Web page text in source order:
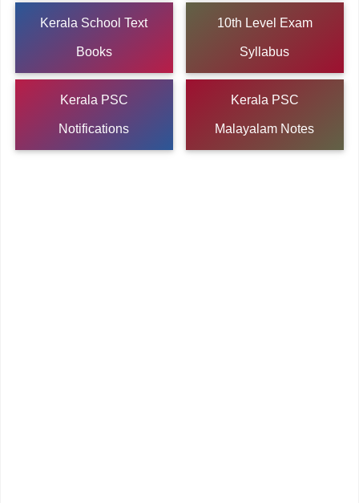
Kerala School Text
Books
10th Level Exam
Syllabus
Kerala PSC
Notifications
Kerala PSC
Malayalam Notes